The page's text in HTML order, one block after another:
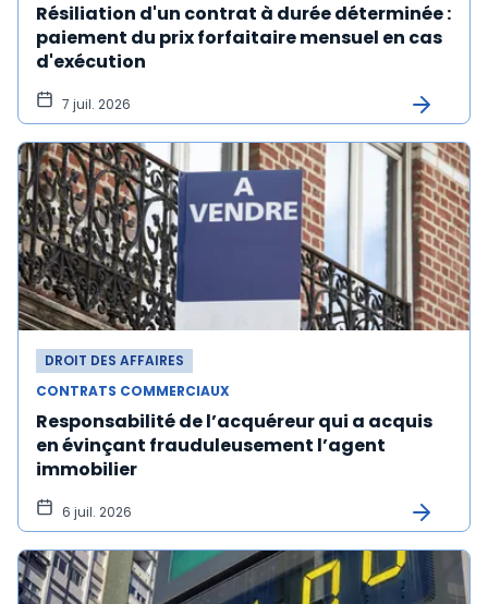
Résiliation d'un contrat à durée déterminée :
paiement du prix forfaitaire mensuel en cas
d'exécution
7 juil. 2026
DROIT DES AFFAIRES
CONTRATS COMMERCIAUX
Responsabilité de l’acquéreur qui a acquis
en évinçant frauduleusement l’agent
immobilier
6 juil. 2026